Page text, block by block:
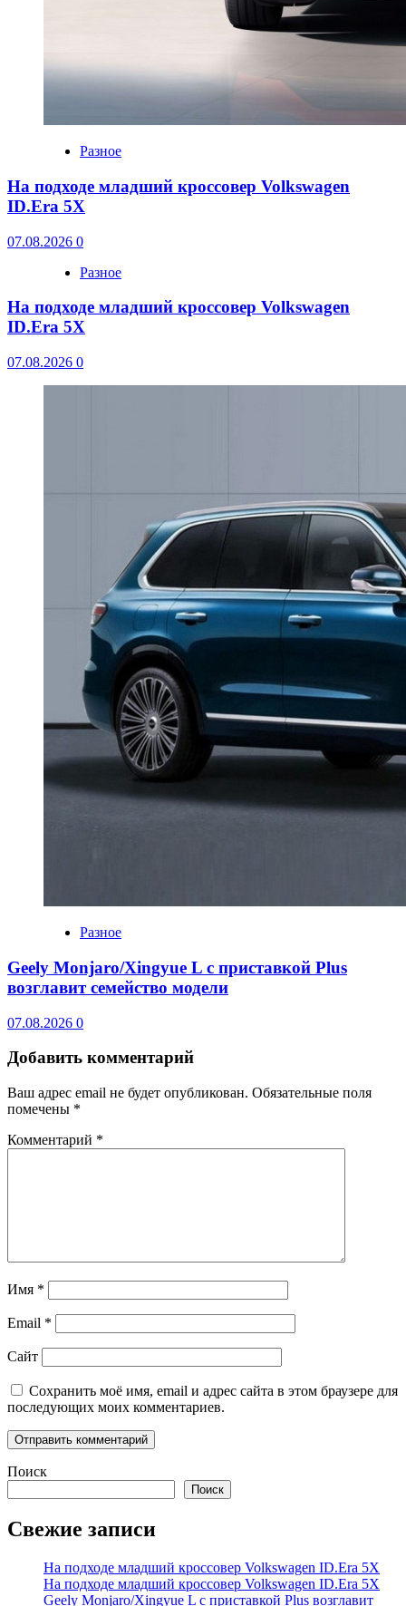
Разное
На подходе младший кроссовер Volkswagen
ID.Era 5X
07.08.2026 0
Разное
На подходе младший кроссовер Volkswagen
ID.Era 5X
07.08.2026 0
Разное
Geely Monjaro/Xingyue L с приставкой Plus
возглавит семейство модели
07.08.2026 0
Добавить комментарий
Ваш адрес email не будет опубликован. Обязательные поля
помечены *
Комментарий *
Имя *
Email *
Сайт
Сохранить моё имя, email и адрес сайта в этом браузере для
последующих моих комментариев.
Поиск
Поиск
Свежие записи
На подходе младший кроссовер Volkswagen ID.Era 5X
На подходе младший кроссовер Volkswagen ID.Era 5X
Geely Monjaro/Xingyue L с приставкой Plus возглавит